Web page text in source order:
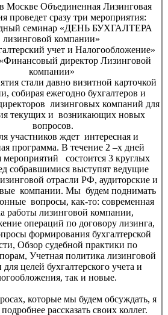
Москве Объединенная Лизинговая
проведет сразу три мероприятия:
семинар «ДЕНЬ БУХГАЛТЕРА
лизинговой компании»
учет и Налогообложение»
директор Лизинговой
компании»
стали давно визитной карточкой
собирая ежегодно бухгалтеров и
лизинговых компаний для
текущих и возникающих новых
вопросов.
участников ждет интересная и
программа. В течение 2 –х дней
мероприятий состоится 3 круглых
собравшимися выступят ведущие
отрасли РФ, аудиторские и
компании. Мы будем поднимать
вопросы, как-то: современная
работы лизинговой компании,
операций по договору лизинга,
формирования бухгалтерской
Обзор судебной практики по
Учетная политика лизинговой
целей бухгалтерского учета и
так и новые.
которые мы будем обсуждать, я
рассказать своих коллег.